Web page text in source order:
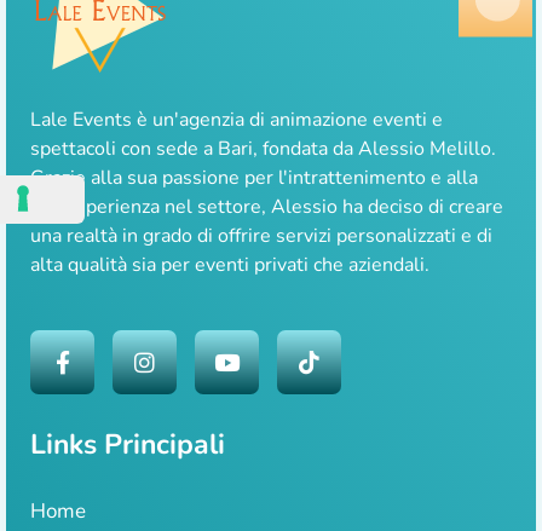
Lale Events è un'agenzia di animazione eventi e
spettacoli con sede a Bari, fondata da Alessio Melillo.
Grazie alla sua passione per l'intrattenimento e alla
sua esperienza nel settore, Alessio ha deciso di creare
una realtà in grado di offrire servizi personalizzati e di
alta qualità sia per eventi privati che aziendali.
Links Principali
Home